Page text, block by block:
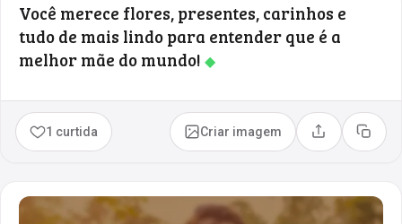
Você merece flores, presentes, carinhos e
tudo de mais lindo para entender que é a
melhor mãe do mundo! ◆
1 curtida Criar imagem Compartilhar
Copiar